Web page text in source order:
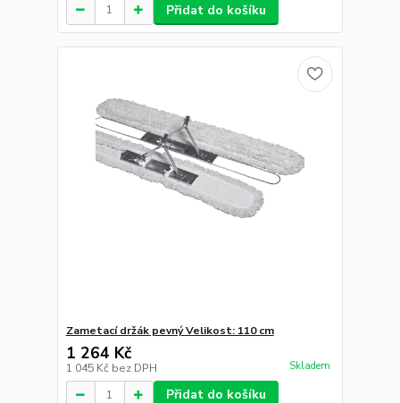
Přidat do košíku
Zametací držák pevný Velikost: 110 cm
1 264 Kč
1 045 Kč bez DPH Skladem
Přidat do košíku